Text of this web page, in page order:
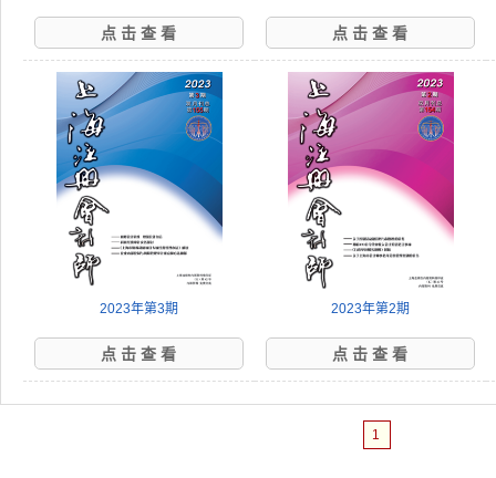
点 击 查 看 点 击 查 看
2023年第3期
点 击 查 看
2023年第2期
点 击 查 看
1